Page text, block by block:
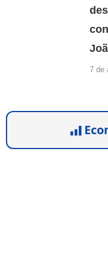
7 de